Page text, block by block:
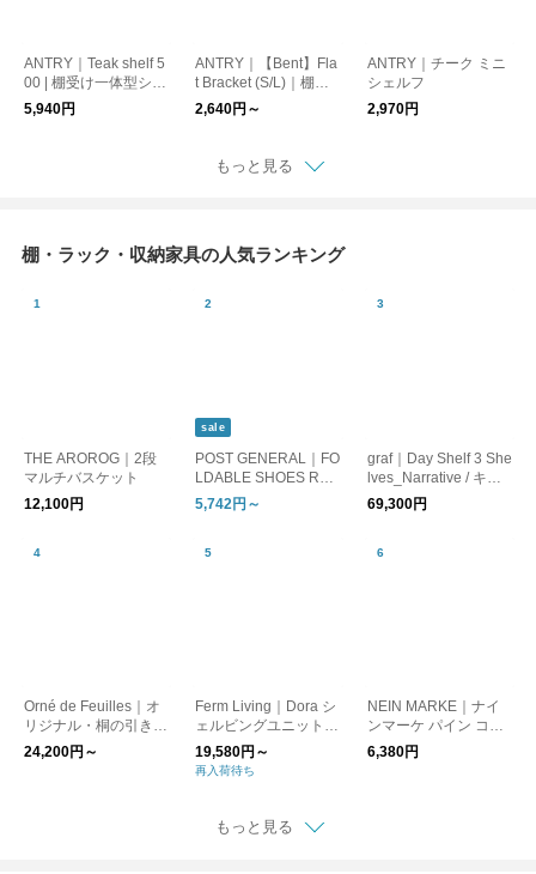
ANTRY｜Teak shelf 5
00 | 棚受け一体型シェ
ルフ
5,940円
ANTRY｜【Bent】Fla
t Bracket (S/L)｜棚受
けシェルフブラケット
2,640円～
ANTRY｜チーク ミニ
シェルフ
2,970円
もっと見る
棚・ラック・収納家具の人気ランキング
THE AROROG｜2段
マルチバスケット
12,100円
sale
POST GENERAL｜FO
LDABLE SHOES RAC
K フォルダブル シュ
ーズラック/オープン
5,742円～
graf｜Day Shelf 3 She
lves_Narrative / キャ
ビネット ナラティヴ
69,300円
Orné de Feuilles｜オ
リジナル・桐の引き出
し
24,200円～
Ferm Living｜Dora シ
ェルビングユニット
シェルフ/棚 日本正
規販売店品【お取り寄
19,580円～
再入荷待ち
NEIN MARKE｜ナイ
ンマーケ パイン コー
ナーブックスタンド
6,380円
もっと見る